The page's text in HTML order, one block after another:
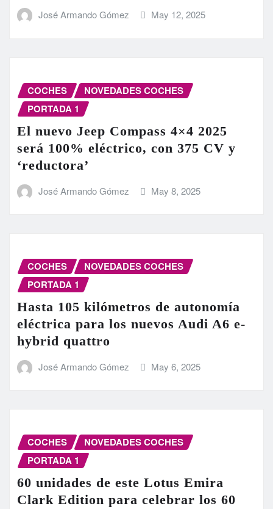
José Armando Gómez May 12, 2025
COCHES
NOVEDADES COCHES
PORTADA 1
El nuevo Jeep Compass 4×4 2025
será 100% eléctrico, con 375 CV y
‘reductora’
José Armando Gómez May 8, 2025
COCHES
NOVEDADES COCHES
PORTADA 1
Hasta 105 kilómetros de autonomía
eléctrica para los nuevos Audi A6 e-
hybrid quattro
José Armando Gómez May 6, 2025
COCHES
NOVEDADES COCHES
PORTADA 1
60 unidades de este Lotus Emira
Clark Edition para celebrar los 60